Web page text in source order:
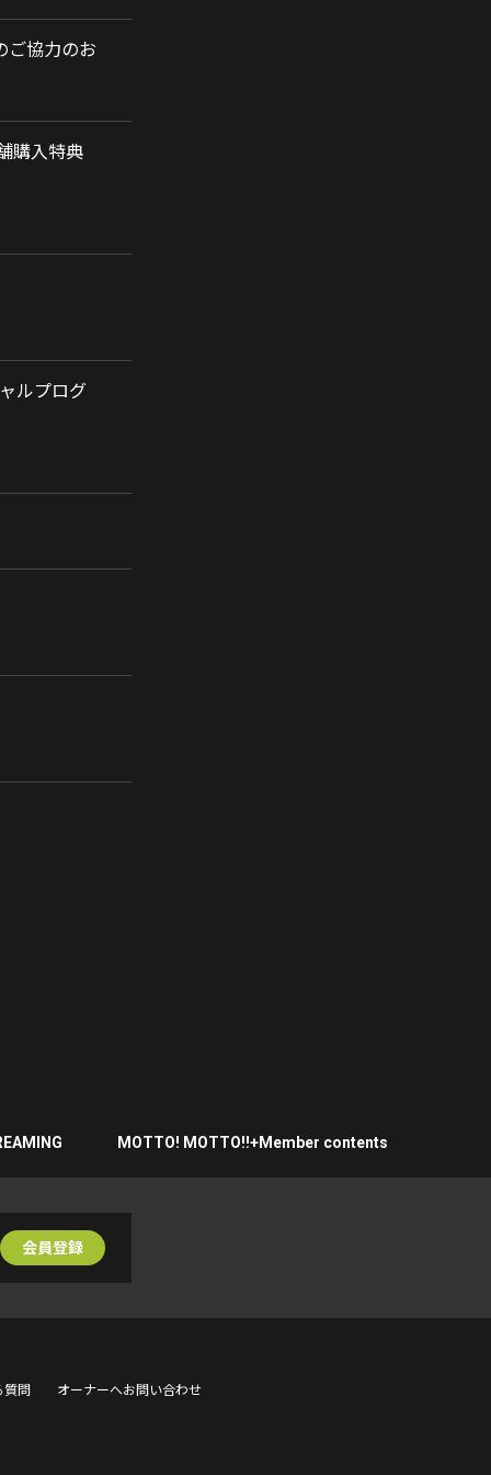
ご協力のお
購入特典
ルプログ
MOTTO! MOTTO!!+Member contents
会員登録
質問 オーナーへお問い合わせ